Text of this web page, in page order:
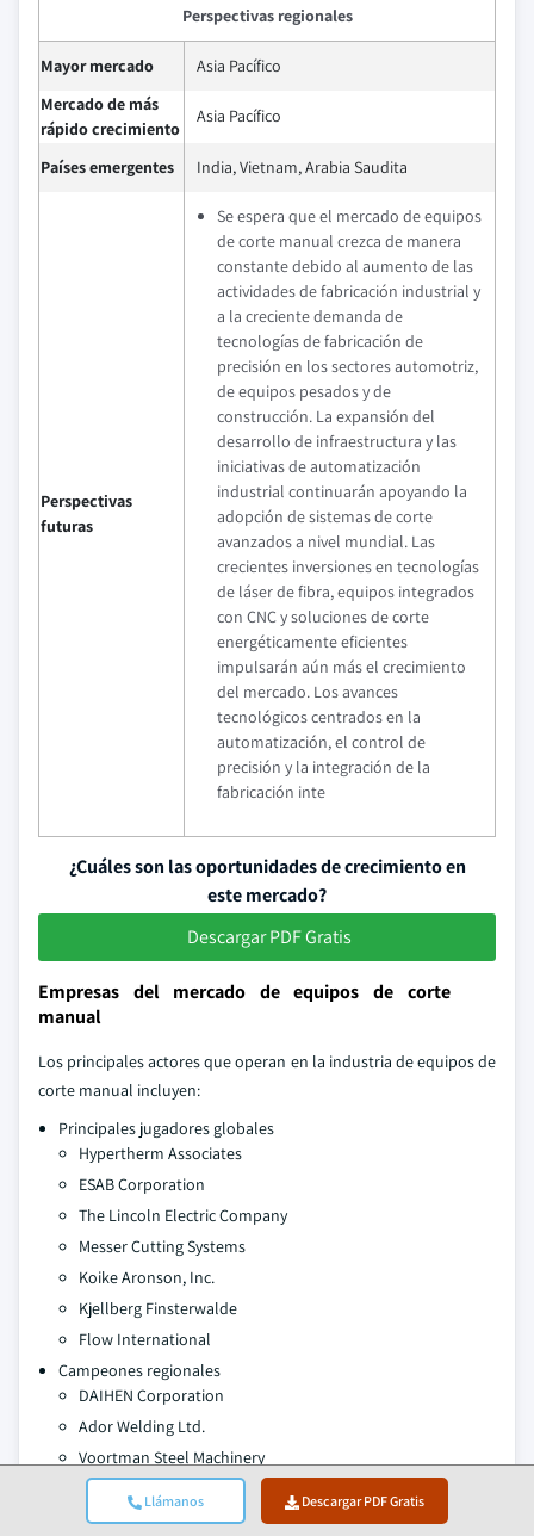
Llámanos Descargar PDF Gratis
Perspectivas regionales
Mayor mercado
Asia Pacífico
Mercado de más
rápido crecimiento
Asia Pacífico
Países emergentes India, Vietnam, Arabia Saudita
Perspectivas
futuras
Se espera que el mercado de equipos
de corte manual crezca de manera
constante debido al aumento de las
actividades de fabricación industrial y
a la creciente demanda de
tecnologías de fabricación de
precisión en los sectores automotriz,
de equipos pesados y de
construcción. La expansión del
desarrollo de infraestructura y las
iniciativas de automatización
industrial continuarán apoyando la
adopción de sistemas de corte
avanzados a nivel mundial. Las
crecientes inversiones en tecnologías
de láser de fibra, equipos integrados
con CNC y soluciones de corte
energéticamente eficientes
impulsarán aún más el crecimiento
del mercado. Los avances
tecnológicos centrados en la
automatización, el control de
precisión y la integración de la
fabricación inte
¿Cuáles son las oportunidades de crecimiento en
este mercado?
Descargar PDF Gratis
Empresas del mercado de equipos de corte
manual
Los principales actores que operan en la industria de equipos de
corte manual incluyen:
Principales jugadores globales
Hypertherm Associates
ESAB Corporation
The Lincoln Electric Company
Messer Cutting Systems
Koike Aronson, Inc.
Kjellberg Finsterwalde
Flow International
Campeones regionales
DAIHEN Corporation
Ador Welding Ltd.
Voortman Steel Machinery
Cebora S.p.A.
Panasonic Connect - División de Soldadura